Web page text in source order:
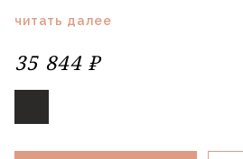
читать далее
35 844 ₽